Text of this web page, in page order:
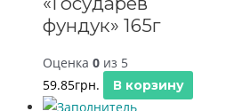
фундук» 165г
Оценка 0 из 5
59.85грн. В корзину